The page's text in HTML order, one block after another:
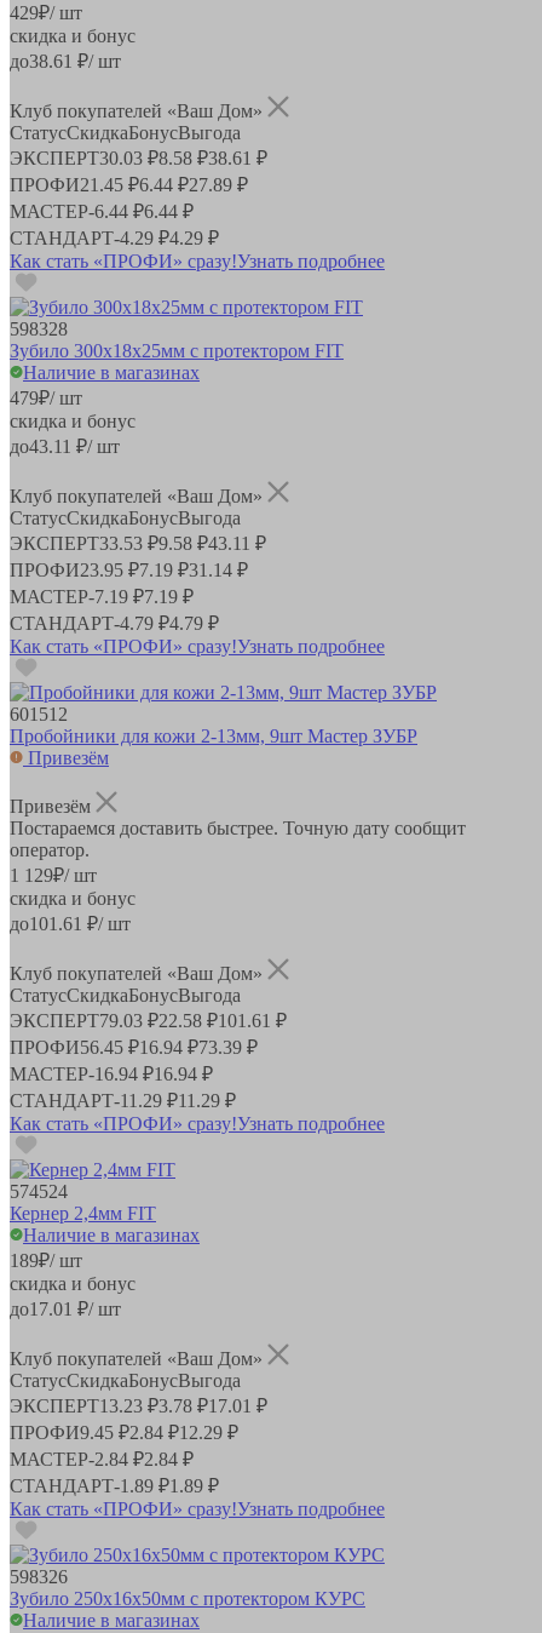
429₽/ шт
скидка и бонус
до38.61 ₽/ шт
Клуб покупателей «Ваш Дом»
СтатусСкидкаБонусВыгода
ЭКСПЕРТ30.03 ₽8.58 ₽38.61 ₽
ПРОФИ21.45 ₽6.44 ₽27.89 ₽
МАСТЕР-6.44 ₽6.44 ₽
СТАНДАРТ-4.29 ₽4.29 ₽
Как стать «ПРОФИ» сразу!Узнать подробнее
598328
Зубило 300х18х25мм с протектором FIT
Наличие в магазинах
479₽/ шт
скидка и бонус
до43.11 ₽/ шт
Клуб покупателей «Ваш Дом»
СтатусСкидкаБонусВыгода
ЭКСПЕРТ33.53 ₽9.58 ₽43.11 ₽
ПРОФИ23.95 ₽7.19 ₽31.14 ₽
МАСТЕР-7.19 ₽7.19 ₽
СТАНДАРТ-4.79 ₽4.79 ₽
Как стать «ПРОФИ» сразу!Узнать подробнее
601512
Пробойники для кожи 2-13мм, 9шт Мастер ЗУБР
Привезём
Привезём
Постараемся доставить быстрее. Точную дату сообщит
оператор.
1 129₽/ шт
скидка и бонус
до101.61 ₽/ шт
Клуб покупателей «Ваш Дом»
СтатусСкидкаБонусВыгода
ЭКСПЕРТ79.03 ₽22.58 ₽101.61 ₽
ПРОФИ56.45 ₽16.94 ₽73.39 ₽
МАСТЕР-16.94 ₽16.94 ₽
СТАНДАРТ-11.29 ₽11.29 ₽
Как стать «ПРОФИ» сразу!Узнать подробнее
574524
Кернер 2,4мм FIT
Наличие в магазинах
189₽/ шт
скидка и бонус
до17.01 ₽/ шт
Клуб покупателей «Ваш Дом»
СтатусСкидкаБонусВыгода
ЭКСПЕРТ13.23 ₽3.78 ₽17.01 ₽
ПРОФИ9.45 ₽2.84 ₽12.29 ₽
МАСТЕР-2.84 ₽2.84 ₽
СТАНДАРТ-1.89 ₽1.89 ₽
Как стать «ПРОФИ» сразу!Узнать подробнее
598326
Зубило 250х16х50мм с протектором КУРС
Наличие в магазинах